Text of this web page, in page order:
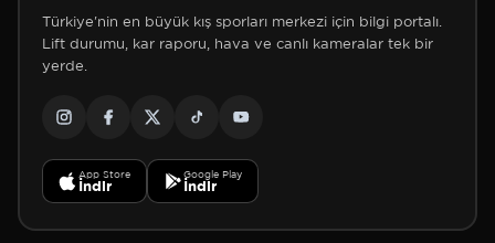
Türkiye'nin en büyük kış sporları merkezi için bilgi portalı.
Lift durumu, kar raporu, hava ve canlı kameralar tek bir
yerde.
App Store
İndir
Google Play
İndir